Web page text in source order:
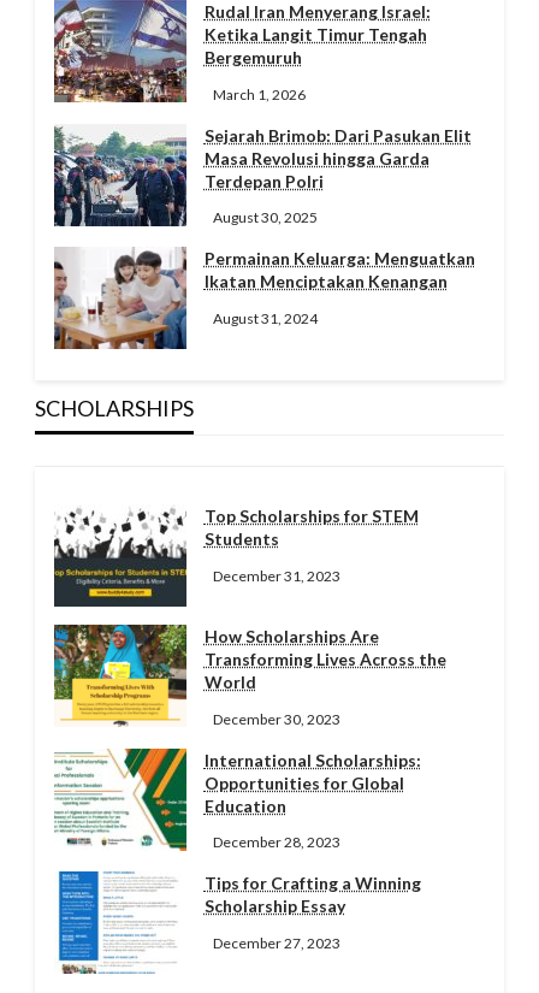
Rudal Iran Menyerang Israel:
Ketika Langit Timur Tengah
Bergemuruh
March 1, 2026
Sejarah Brimob: Dari Pasukan Elit
Masa Revolusi hingga Garda
Terdepan Polri
August 30, 2025
Permainan Keluarga: Menguatkan
Ikatan Menciptakan Kenangan
August 31, 2024
SCHOLARSHIPS
Top Scholarships for STEM
Students
December 31, 2023
How Scholarships Are
Transforming Lives Across the
World
December 30, 2023
International Scholarships:
Opportunities for Global
Education
December 28, 2023
Tips for Crafting a Winning
Scholarship Essay
December 27, 2023